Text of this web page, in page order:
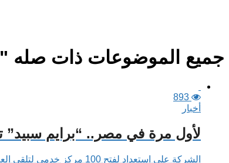
جميع الموضوعات ذات صله
893
أخبار
لأول مرة في مصر.. “برايم
الشركة على استعداد لفتح 100 مركز خدمي لتلقي العينات عن طريق السيارة عبر الجمهورية